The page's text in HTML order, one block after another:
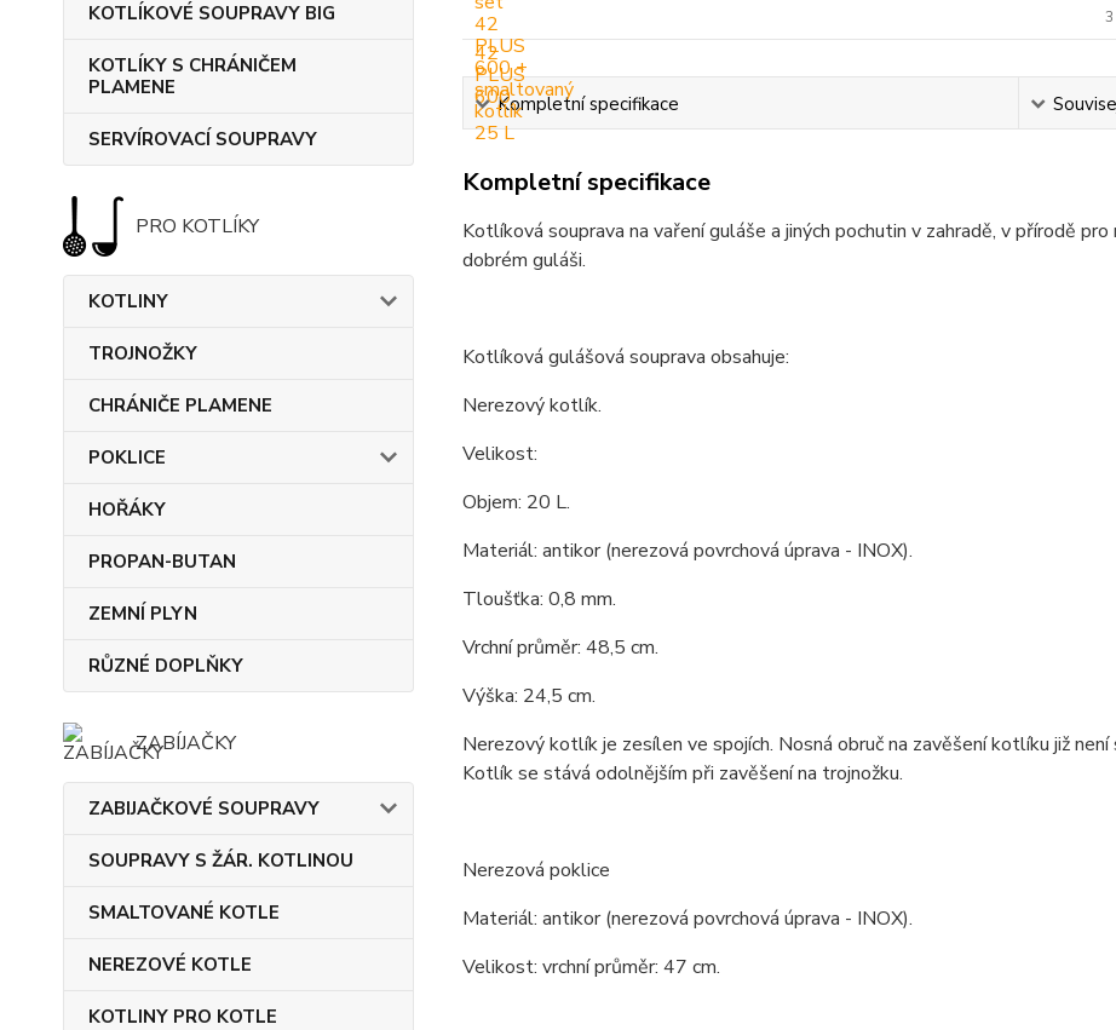
KOTLÍKOVÉ SOUPRAVY BIG
KOTLÍKY S CHRÁNIČEM
PLAMENE
SERVÍROVACÍ SOUPRAVY
PRO KOTLÍKY
KOTLINY
TROJNOŽKY
CHRÁNIČE PLAMENE
POKLICE
HOŘÁKY
PROPAN-BUTAN
ZEMNÍ PLYN
RŮZNÉ DOPLŇKY
ZABÍJAČKY
ZABIJAČKOVÉ SOUPRAVY
SOUPRAVY S ŽÁR. KOTLINOU
SMALTOVANÉ KOTLE
NEREZOVÉ KOTLE
KOTLINY PRO KOTLE
Kompletní specifikace
Kompletní specifikace
Kotlíková souprava na vaření guláše a jiných pochutin v zahradě, v přírodě
dobrém guláši.
Kotlíková gulášová souprava obsahuje:
Nerezový kotlík.
Velikost:
Objem: 20 L.
Materiál: antikor (nerezová povrchová úprava - INOX).
Tloušťka: 0,8 mm.
Vrchní průměr: 48,5 cm.
Výška: 24,5 cm.
Nerezový kotlík je zesílen ve spojích. Nosná obruč na zavěšení kotlíku již
Kotlík se stává odolnějším při zavěšení na trojnožku.
Nerezová poklice
Materiál: antikor (nerezová povrchová úprava - INOX).
Velikost: vrchní průměr: 47 cm.